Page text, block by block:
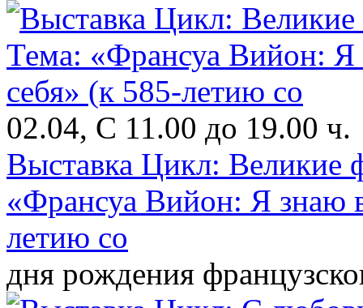
02.04, С 11.00 до 19.00 ч.
Выставка Цикл: Великие
«Франсуа Вийон: Я знаю
летию со
дня рождения